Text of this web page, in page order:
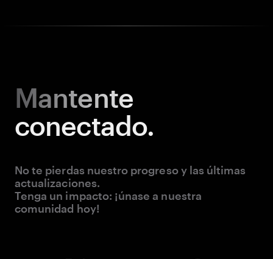
Mantente
conectado.
No te pierdas nuestro progreso y las últimas
actualizaciones.
Tenga un impacto: ¡únase a nuestra
comunidad hoy!